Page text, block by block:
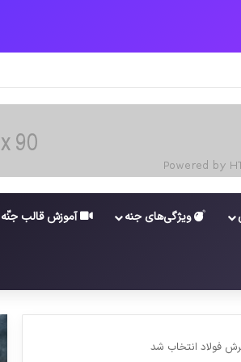
ویروس انگلیسی در تهران
ویژگی‌های جنه آموزش قالب جنّه
فولاد انتخاب شد